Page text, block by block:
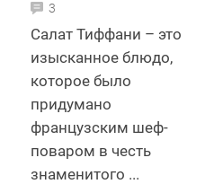
3
Салат Тиффани – это
изысканное блюдо,
которое было
придумано
французским шеф-
поваром в честь
знаменитого ...